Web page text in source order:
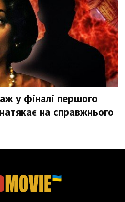
у фіналі першого
на справжнього